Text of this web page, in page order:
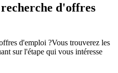
d'offres
d'emploi ?Vous trouverez les
sur l'étape qui vous intéresse